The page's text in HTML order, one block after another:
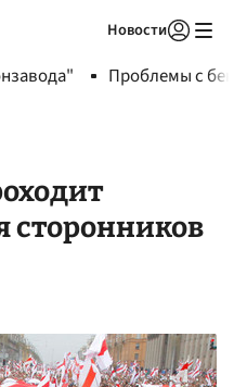
Новости
Проблемы с
сторонников